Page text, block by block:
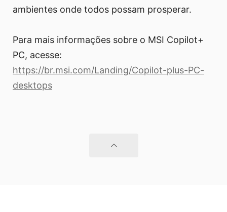
ambientes onde todos possam prosperar.
Para mais informações sobre o MSI Copilot+
PC, acesse:
https://br.msi.com/Landing/Copilot-plus-PC-
desktops